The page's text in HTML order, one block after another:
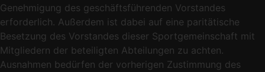
Genehmigung des geschäftsführenden Vorstandes
erforderlich. Außerdem ist dabei auf eine paritätische
Besetzung des Vorstandes dieser Sportgemeinschaft mit
Mitgliedern der beteiligten Abteilungen zu achten.
Ausnahmen bedürfen der vorherigen Zustimmung des